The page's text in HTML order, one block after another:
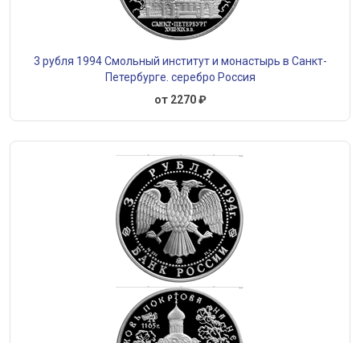
3 рубля 1994 Смольный институт и монастырь в Санкт-
Петербурге. серебро Россия
от 2270 ₽